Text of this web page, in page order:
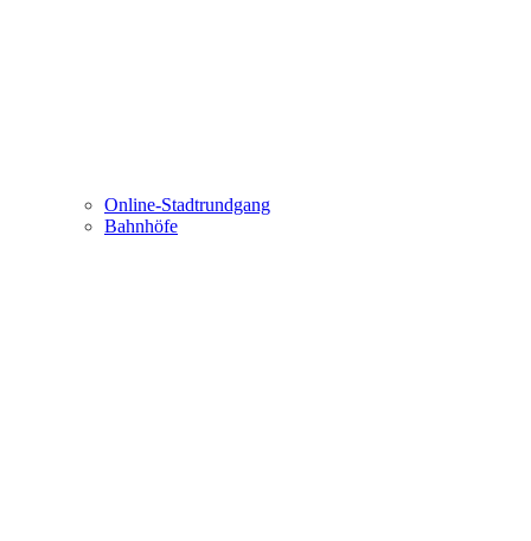
Online-Stadtrundgang
Bahnhöfe